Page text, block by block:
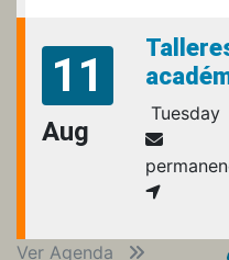
11
Aug
Tuesday
Ver Agenda